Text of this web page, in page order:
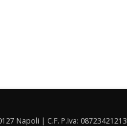
Napoli | C.F. P.Iva: 08723421213